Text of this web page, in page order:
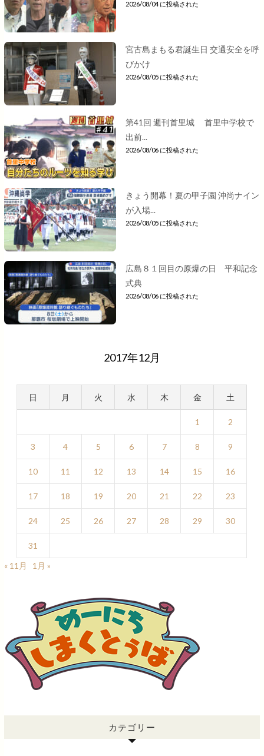
2026/08/04 に投稿された
宮古島まもる君誕生日 交通安全を呼
びかけ
2026/08/05 に投稿された
第41回 週刊首里城 首里中学校で
出前...
2026/08/06 に投稿された
きょう開幕！夏の甲子園 沖尚ナイン
が入場...
2026/08/05 に投稿された
広島８１回目の原爆の日 平和記念
式典
2026/08/06 に投稿された
2017年12月
日 月 火 水 木 金 土
1 2
3 4 5 6 7 8 9
10 11 12 13 14 15 16
17 18 19 20 21 22 23
24 25 26 27 28 29 30
31
« 11月
1月 »
カテゴリー